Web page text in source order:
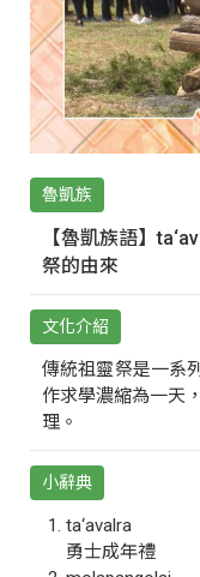
魯凱族
【魯凱族語】
祭的由來
文化介紹
傳統祖靈祭是一系
作求學濃縮為一天
理。
小辭典
ta‘avalra
勇士成年禮